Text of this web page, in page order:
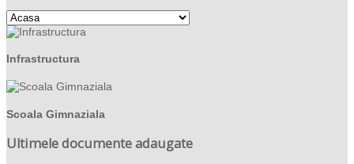
Infrastructura
Scoala Gimnaziala
Ultimele documente adaugate